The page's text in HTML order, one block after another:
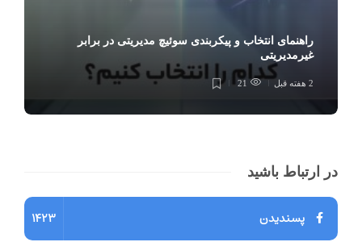
راهنمای انتخاب و پیکربندی سوئیچ مدیریتی در برابر
غیرمدیریتی
2 هفته قبل 21
در ارتباط باشید
پسندیدن 1423